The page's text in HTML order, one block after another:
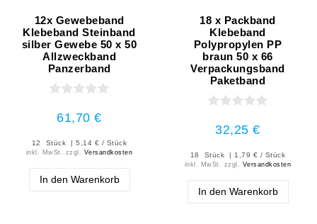
12x Gewebeband
Klebeband Steinband
silber Gewebe 50 x 50
Allzweckband
Panzerband
61,70 €
12 Stück | 5,14 € / Stück
inkl. MwSt. zzgl. Versandkosten
In den Warenkorb
18 x Packband
Klebeband
Polypropylen PP
braun 50 x 66
Verpackungsband
Paketband
32,25 €
18 Stück | 1,79 € / Stück
inkl. MwSt. zzgl. Versandkosten
In den Warenkorb